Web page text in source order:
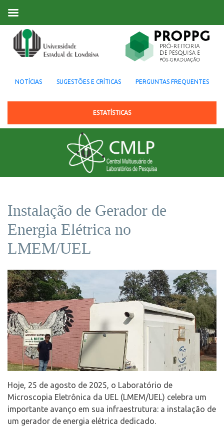
NOTÍCIAS SUGESTÕES E CRÍTICAS PERGUNTAS FREQUENTES
ESTATÍSTICAS
Instalação de Gerador de
Energia Elétrica no
LMEM/UEL
Hoje, 25 de agosto de 2025, o Laboratório de
Microscopia Eletrônica da UEL (LMEM/UEL) celebra um
importante avanço em sua infraestrutura: a instalação de
um gerador de energia elétrica dedicado.